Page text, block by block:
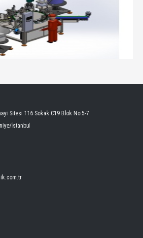
Sitesi 116 Sokak C19 Blok No:5-7
İstanbul